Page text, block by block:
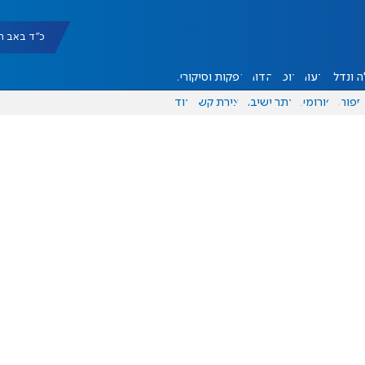
כ"ד באב תשפ"ו
ונדל"ן דעות אוכל יהדות הפקות וסיקורים
ספורט פורומים אתר ישיבה יצירת קשר עוד